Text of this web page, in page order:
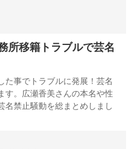
所移籍トラブルで芸名
た事でトラブルに発展！芸名
す。広瀬香美さんの本名や性
名禁止騒動を総まとめしまし